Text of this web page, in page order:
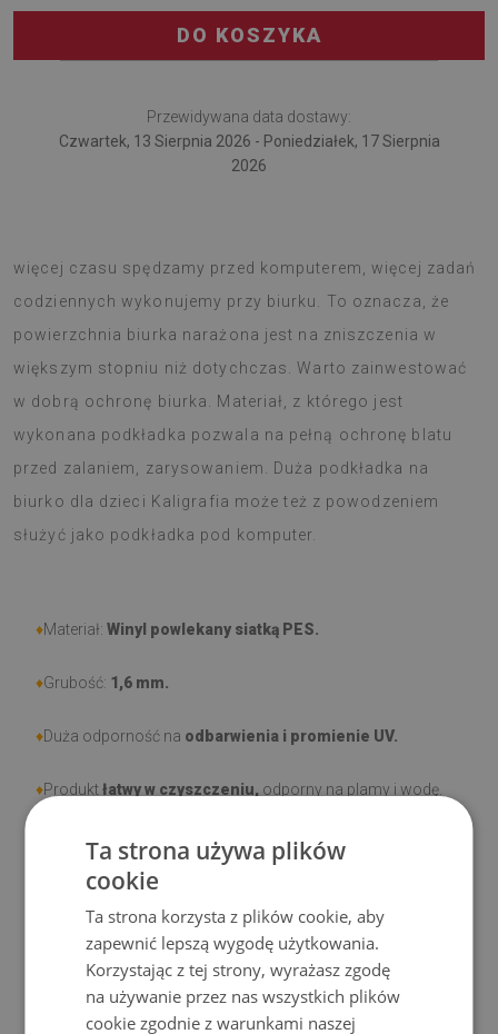
DO KOSZYKA
Przewidywana data dostawy:
Czwartek, 13 Sierpnia 2026 - Poniedziałek, 17 Sierpnia
2026
więcej czasu spędzamy przed komputerem, więcej zadań
codziennych wykonujemy przy biurku. To oznacza, że
powierzchnia biurka narażona jest na zniszczenia w
większym stopniu niż dotychczas. Warto zainwestować
w dobrą ochronę biurka. Materiał, z którego jest
wykonana podkładka pozwala na pełną ochronę blatu
przed zalaniem, zarysowaniem. Duża podkładka na
biurko dla dzieci Kaligrafia może też z powodzeniem
służyć jako podkładka pod komputer.
♦Materiał: Winyl powlekany siatką PES.
♦Grubość: 1,6 mm.
♦Duża odporność na odbarwienia i promienie UV.
♦Produktłatwy w czyszczeniu, odporny na plamy i wodę.
Prosimy pamiętać, że uszkodzenia powstałe przy
użytkowaniu wynikające z upływu czasu (np. przetarcia) nie
Jak dbać o produkt?
Czyść wilgotną szmatką —
nie używaj silnych środków
Ta strona używa plików
cookie
Ta strona korzysta z plików cookie, aby
zapewnić lepszą wygodę użytkowania.
Korzystając z tej strony, wyrażasz zgodę
na używanie przez nas wszystkich plików
cookie zgodnie z warunkami naszej